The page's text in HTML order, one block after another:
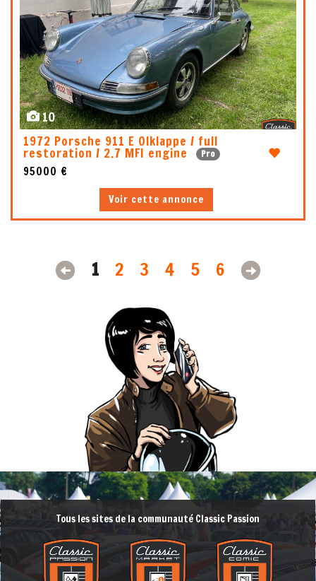
10
1972 Porsche 911 E Olklappe / full
restoration / 2.7 MFI engine Pro
95000 €
Voir cette annonce
1 2 3 4 5 6
Tous les sites de la communauté Classic Passion